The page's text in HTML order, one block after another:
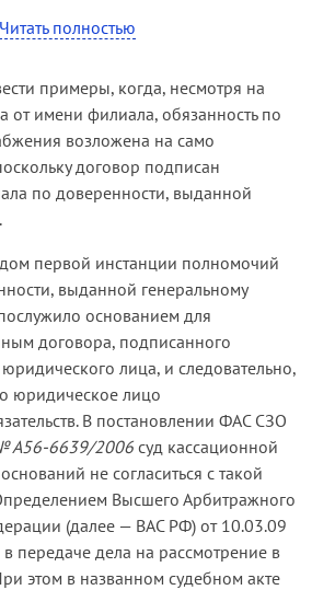
услуги.
и водоотведения
на основании пунктов 57 и 77
в спорный период, ответчик
установленного лимита по
разницы между
оказанных в спорный
услуг и
войсковой частью оплатой в
лимита.
отказывая в
заявленных требований,
что ответчик полностью
по оплате
услуг в
условиями договора.
апелляционной инстанции, с
взыскана задолженность в
жалобе ФГУП просило отменить
акты и отказать в
является федеральной
Министерства обороны
и финансируется за счет
в пределах установленных
ассигнований из
По мнению ФГУП, оно
ответчиком по
так как не является стороной
услуг по водоснабжению и
и дополнительных соглашений
удовлетворила жалобу.
Читать полностью
примеры, когда, несмотря на
от имени филиала, обязанность по
возложена на само
договор подписан
по доверенности, выданной
первой инстанции полномочий
выданной генеральному
основанием для
договора, подписанного
лица, и следовательно,
юридическое лицо
В постановлении ФАС СЗО
А56-6639/2006суд кассационной
не согласиться с такой
Высшего Арбитражного
(далее — ВАС РФ) от 10.03.09
передаче дела на рассмотрение в
этом в названном судебном акте